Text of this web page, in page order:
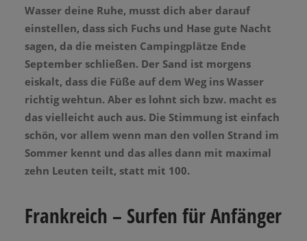
Wasser deine Ruhe, musst dich aber darauf
einstellen, dass sich Fuchs und Hase gute Nacht
sagen, da die meisten Campingplätze Ende
September schließen. Der Sand ist morgens
eiskalt, dass die Füße auf dem Weg ins Wasser
richtig wehtun. Aber es lohnt sich bzw. macht es
das vielleicht auch aus. Die Stimmung ist einfach
schön, vor allem wenn man den vollen Strand im
Sommer kennt und das alles dann mit maximal
zehn Leuten teilt, statt mit 100.
Frankreich – Surfen für Anfänger